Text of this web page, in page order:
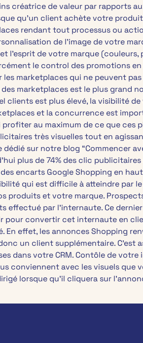
créatrice de valeur par rapports
qu’un client achète votre
rendant tout processus ou
de l’image de votre
l’esprit de votre marque
le control des promotions
les marketplaces qui ne peuvent
marketplaces est le plus grand
clients est plus élevé, la visibilité
et la concurrence est
au maximum de ce que ces
très visuelles tout en
sur notre blog “Commencer
plus de 74% des clic
encarts Google Shopping en
qui est difficile à atteindre par
produits et votre marque.
effectué par l’internaute. Ce
pour convertir cet internaute en
effet, les annonces Shopping
un client supplémentaire.
dans votre CRM. Contôle de
conviennent avec les visuels que
lorsque qu’il cliquera sur